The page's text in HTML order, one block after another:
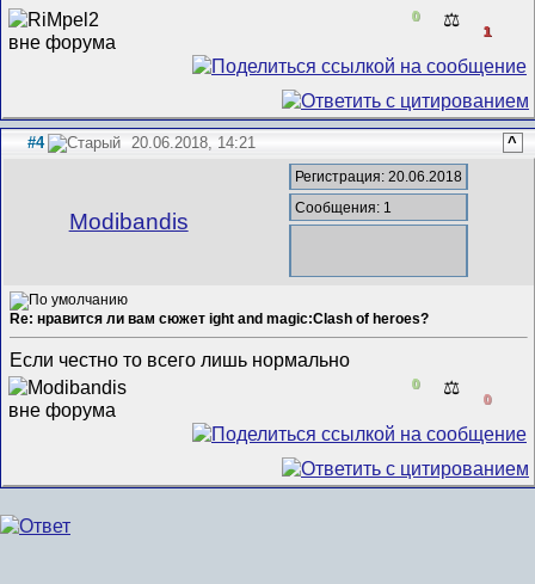
0 ⚖️
1
#4 20.06.2018, 14:21 ^
Modibandis
Регистрация: 20.06.2018
Сообщения: 1
Re: нравится ли вам сюжет ight and magic:Clash of heroes?
Если честно то всего лишь нормально
0 ⚖️
0